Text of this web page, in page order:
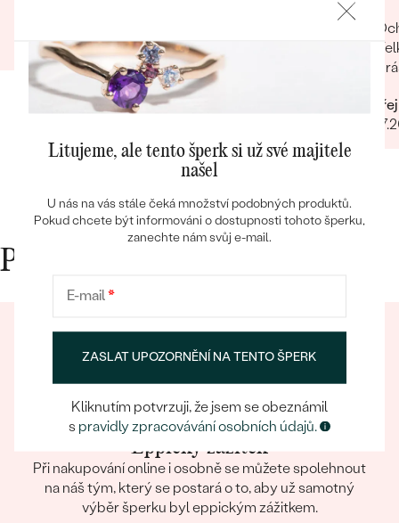
Bestsellery
06.07.2025
Ondřej
Proč nakupovat v Eppi
Eppický zážitek
Při nakupování online i osobně se můžete spolehnout
na náš tým, který se postará o to, aby už samotný
výběr šperku byl eppickým zážitkem.
Litujeme, ale tento šperk si už své majitele
našel
U nás na vás stále čeká množství podobných produktů.
Pokud chcete být informováni o dostupnosti tohoto šperku,
zanechte nám svůj e-mail.
E-mail*
ZASLAT UPOZORNĚNÍ NA TENTO ŠPERK
Kliknutím potvrzuji, že jsem se obeznámil
s pravidly zpracovávání osobních údajů.